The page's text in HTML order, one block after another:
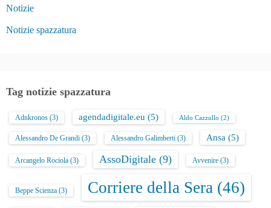
Notizie
Notizie spazzatura
Tag notizie spazzatura
Adnkronos (3) agendadigitale.eu (5) Aldo Cazzullo (2)
Alessandro De Grandi (3) Alessandro Galimberti (3) Ansa (5)
Arcangelo Rociola (3) AssoDigitale (9) Avvenire (3)
Beppe Scienza (3) Corriere della Sera (46)